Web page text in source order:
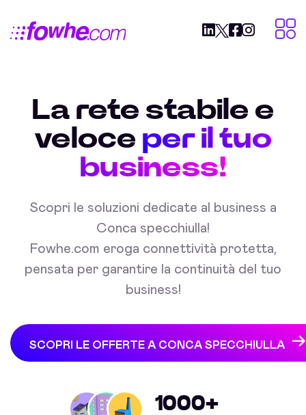
La rete stabile e
veloce per il tuo
business!
Scopri le soluzioni dedicate al business a
Conca specchiulla!
Fowhe.com eroga connettività protetta,
pensata per garantire la continuità del tuo
business!
SCOPRI LE OFFERTE A CONCA SPECCHIULLA
1000+